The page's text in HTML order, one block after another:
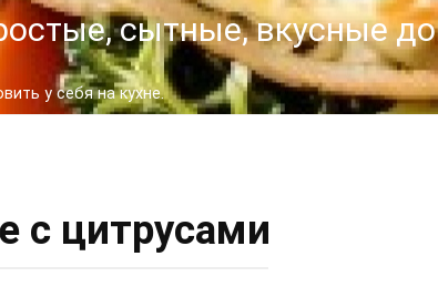
сытные, вкусные
у себя на кухне.
с цитрусами